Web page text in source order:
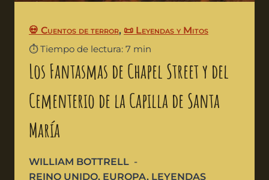
💀 Cuentos de terror, 📜 Leyendas y Mitos
⏱️ Tiempo de lectura: 7 min
Los Fantasmas de Chapel Street y del
Cementerio de la Capilla de Santa
María
WILLIAM BOTTRELL
REINO UNIDO, EUROPA, LEYENDAS